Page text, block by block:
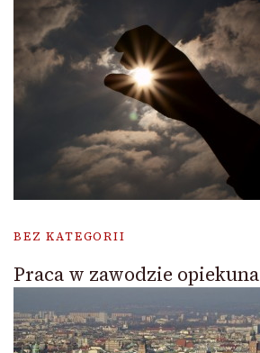
BEZ KATEGORII
Praca w zawodzie opiekuna